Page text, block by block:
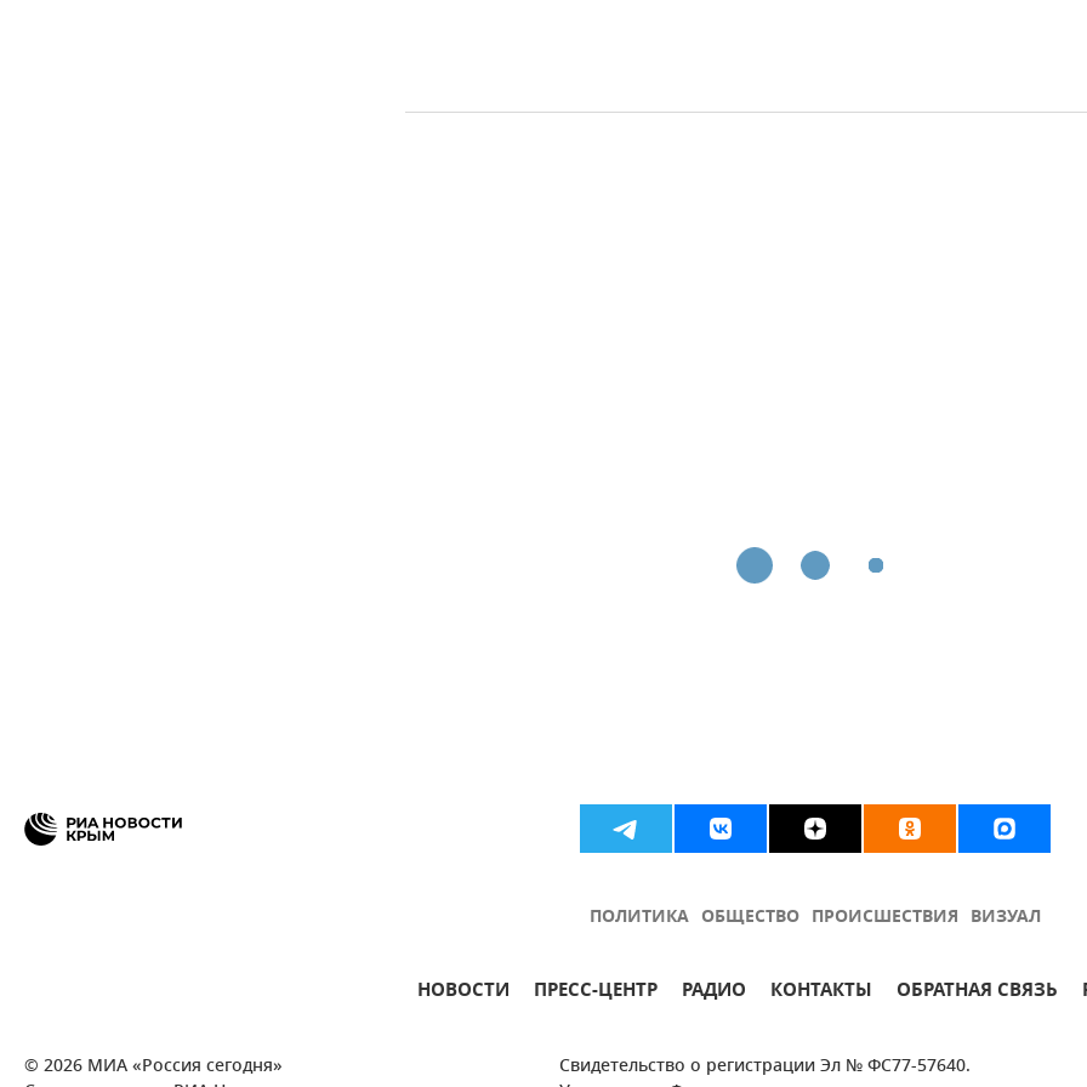
ПОЛИТИКА ОБЩЕСТВО ПРОИСШЕСТВИЯ ВИЗУАЛ
НОВОСТИ ПРЕСС-ЦЕНТР РАДИО КОНТАКТЫ ОБРАТНАЯ СВЯЗЬ
© 2026 МИА «Россия сегодня»
Свидетельство о регистрации Эл № ФС77-57640.